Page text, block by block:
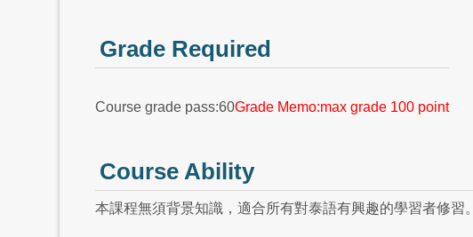
Grade Required
Course grade pass:60Grade Memo:max grade 100 point
Course Ability
本課程無須背景知識，適合所有對泰語有興趣的學習者修習。